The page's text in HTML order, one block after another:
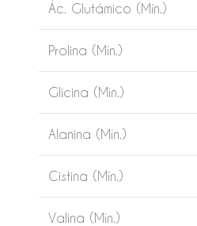
Ác. Glutámico (Mín.)
Prolina (Mín.)
Glicina (Mín.)
Alanina (Mín.)
Cistina (Mín.)
Valina (Mín.)